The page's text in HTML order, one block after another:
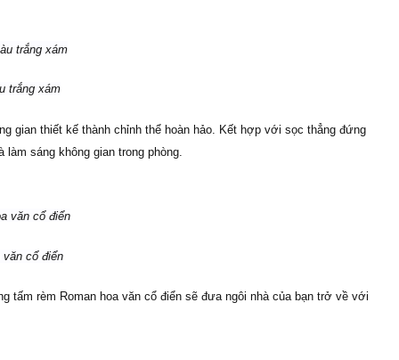
trắng xám
gian thiết kế thành chỉnh thể hoàn hảo. Kết hợp với sọc thẳng đứng
sáng không gian trong phòng.
văn cổ điển
tấm rèm Roman hoa văn cổ điển sẽ đưa ngôi nhà của bạn trở về với